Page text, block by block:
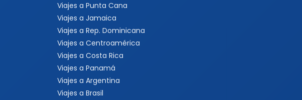
Viajes a Punta Cana
Viajes a Jamaica
Viajes a Rep. Dominicana
Viajes a Centroamérica
Viajes a Costa Rica
Viajes a Panamá
Viajes a Argentina
Viajes a Brasil